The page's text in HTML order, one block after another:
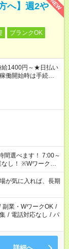
NEW
へ】週2や
ブランクOK
1400円～★日払い
働開始時は手続き完
ークの
はご案内できませ
保険への加入対象
則禁止）により、
があります
気に入れば、長期
副業・WワークOK /
/ 電話対応なし / パ